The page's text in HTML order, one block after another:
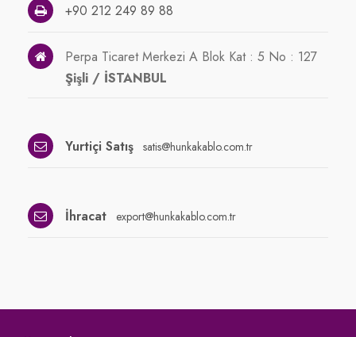
+90 212 249 89 88
Perpa Ticaret Merkezi A Blok Kat : 5 No : 127
Şişli / İSTANBUL
Yurtiçi Satış satis@hunkakablo.com.tr
İhracat export@hunkakablo.com.tr